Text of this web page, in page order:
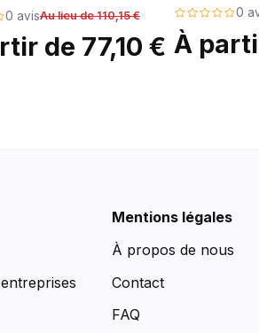
0 avisAu lieu de 110,15 €
de 77,10 €
0
À
Mentions légales
À propos de nous
Contact
FAQ